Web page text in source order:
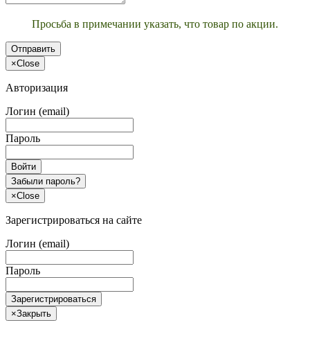
Просьба в примечании указать, что товар по акции.
Отправить
×Close
Авторизация
Логин (email)
Пароль
Войти
Забыли пароль?
×Close
Зарегистрироваться на сайте
Логин (email)
Пароль
Зарегистрироваться
×Закрыть